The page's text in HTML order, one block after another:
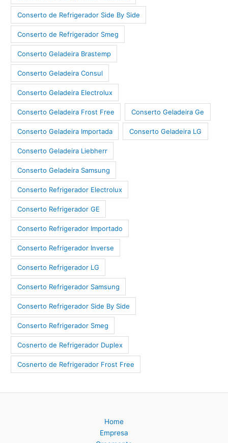
Conserto de Refrigerador Side By Side
Conserto de Refrigerador Smeg
Conserto Geladeira Brastemp
Conserto Geladeira Consul
Conserto Geladeira Electrolux
Conserto Geladeira Frost Free Conserto Geladeira Ge
Conserto Geladeira Importada Conserto Geladeira LG
Conserto Geladeira Liebherr
Conserto Geladeira Samsung
Conserto Refrigerador Electrolux
Conserto Refrigerador GE
Conserto Refrigerador Importado
Conserto Refrigerador Inverse
Conserto Refrigerador LG
Conserto Refrigerador Samsung
Conserto Refrigerador Side By Side
Conserto Refrigerador Smeg
Cosnerto de Refrigerador Duplex
Cosnerto de Refrigerador Frost Free
Home
Empresa